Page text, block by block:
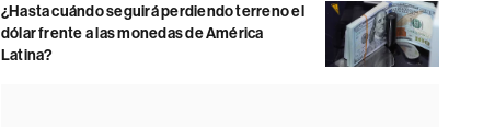
¿Hasta cuándo seguirá perdiendo terreno el
dólar frente a las monedas de América
Latina?